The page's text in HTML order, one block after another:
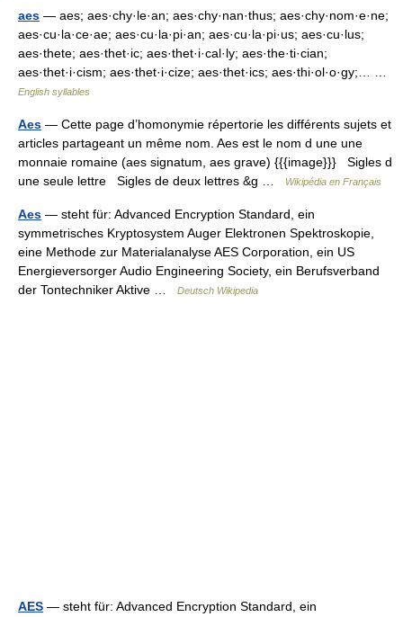
aes — aes; aes·chy·le·an; aes·chy·nan·thus; aes·chy·nom·e·ne;
aes·cu·la·ce·ae; aes·cu·la·pi·an; aes·cu·la·pi·us; aes·cu·lus;
aes·thete; aes·thet·ic; aes·thet·i·cal·ly; aes·the·ti·cian;
aes·thet·i·cism; aes·thet·i·cize; aes·thet·ics; aes·thi·ol·o·gy;… …
English syllables
Aes — Cette page d’homonymie répertorie les différents sujets et
articles partageant un même nom. Aes est le nom d une une
monnaie romaine (aes signatum, aes grave) {{{image}}} Sigles d
une seule lettre Sigles de deux lettres &g …
Wikipédia en Français
Aes — steht für: Advanced Encryption Standard, ein
symmetrisches Kryptosystem Auger Elektronen Spektroskopie,
eine Methode zur Materialanalyse AES Corporation, ein US
Energieversorger Audio Engineering Society, ein Berufsverband
der Tontechniker Aktive …
Deutsch Wikipedia
AES — steht für: Advanced Encryption Standard, ein